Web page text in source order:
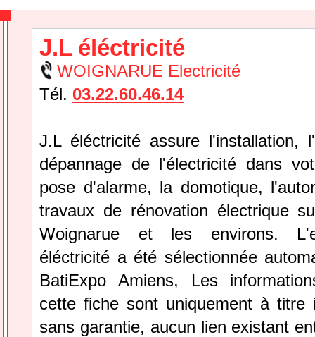
J.L éléctricité
WOIGNARUE Electricité
Tél. 03.22.60.46.14
J.L éléctricité assure l'installation,
dépannage de l'électricité dans
pose d'alarme, la domotique,
travaux de rénovation électrique
Woignarue et les environs.
éléctricité a été sélectionnée
BatiExpo Amiens, Les
cette fiche sont uniquement à titre
sans garantie, aucun lien existant